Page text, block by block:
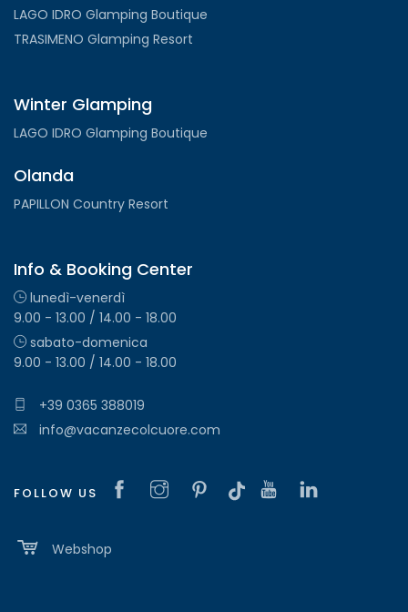
LAGO IDRO Glamping Boutique
TRASIMENO Glamping Resort
Winter Glamping
LAGO IDRO Glamping Boutique
Olanda
PAPILLON Country Resort
Info & Booking Center
lunedì-venerdì
9.00 - 13.00 / 14.00 - 18.00
sabato-domenica
9.00 - 13.00 / 14.00 - 18.00
+39 0365 388019
info@vacanzecolcuore.com
FOLLOW US
Webshop